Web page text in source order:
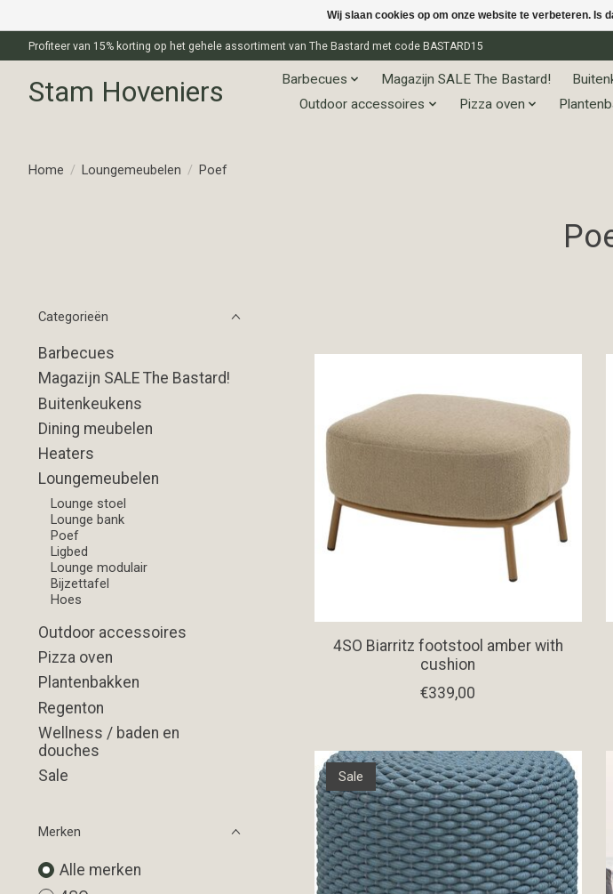
Profiteer van 15% korting op het gehele assortiment van The Bastard met code BASTARD15
Stam Hoveniers Barbecues Magazijn SALE The Bastard!
Outdoor accessoires
Pizza oven
Home / Loungemeubelen / Poef
Categorieën
Barbecues
Magazijn SALE The Bastard!
Buitenkeukens
Dining meubelen
Heaters
Loungemeubelen
Lounge stoel
Lounge bank
Poef
Ligbed
Lounge modulair
Bijzettafel
Hoes
Outdoor accessoires
Pizza oven
Plantenbakken
Regenton
Wellness / baden en
douches
Sale
Merken
Alle merken
4SO Biarritz footstool amber with
cushion
€339,00
Sale
Wij slaan cookies op om onze website te verbeteren. Is